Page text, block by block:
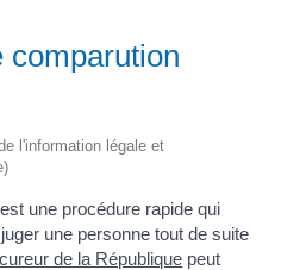
comparution
l'information légale et
une procédure rapide qui
une personne tout de suite
de la République peut